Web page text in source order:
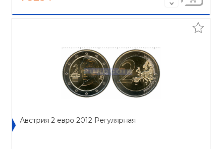
Австрия 2 евро 2012 Регулярная